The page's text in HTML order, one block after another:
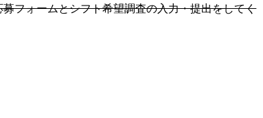
フォームとシフト希望調査の入力・提出をしてく